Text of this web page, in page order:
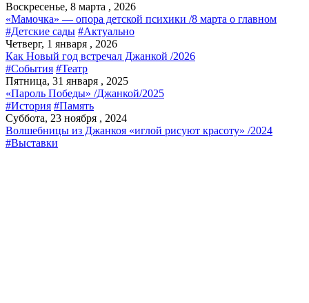
Воскресенье, 8 марта , 2026
«Мамочка» — опора детской психики /8 марта о главном
#Детские сады #Актуально
Четверг, 1 января , 2026
Как Новый год встречал Джанкой /2026
#События #Театр
Пятница, 31 января , 2025
«Пароль Победы» /Джанкой/2025
#История #Память
Суббота, 23 ноября , 2024
Волшебницы из Джанкоя «иглой рисуют красоту» /2024
#Выставки